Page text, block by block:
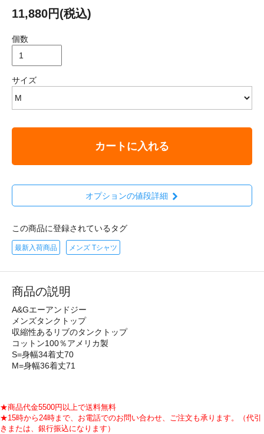
11,880円(税込)
個数
サイズ
カートに入れる
オプションの値段詳細
この商品に登録されているタグ
最新入荷商品 メンズ Tシャツ
商品の説明
A&Gエーアンドジー
メンズタンクトップ
収縮性あるリブのタンクトップ
コットン100％アメリカ製
S=身幅34着丈70
M=身幅36着丈71
★商品代金5500円以上で送料無料
★15時から24時まで、お電話でのお問い合わせ、ご注文も承ります。（代引
きまたは、銀行振込になります）